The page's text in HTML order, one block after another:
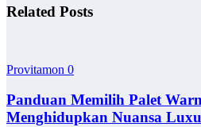
Related Posts
Provitamon 0
Panduan Memilih Palet
Menghidupkan Nuansa